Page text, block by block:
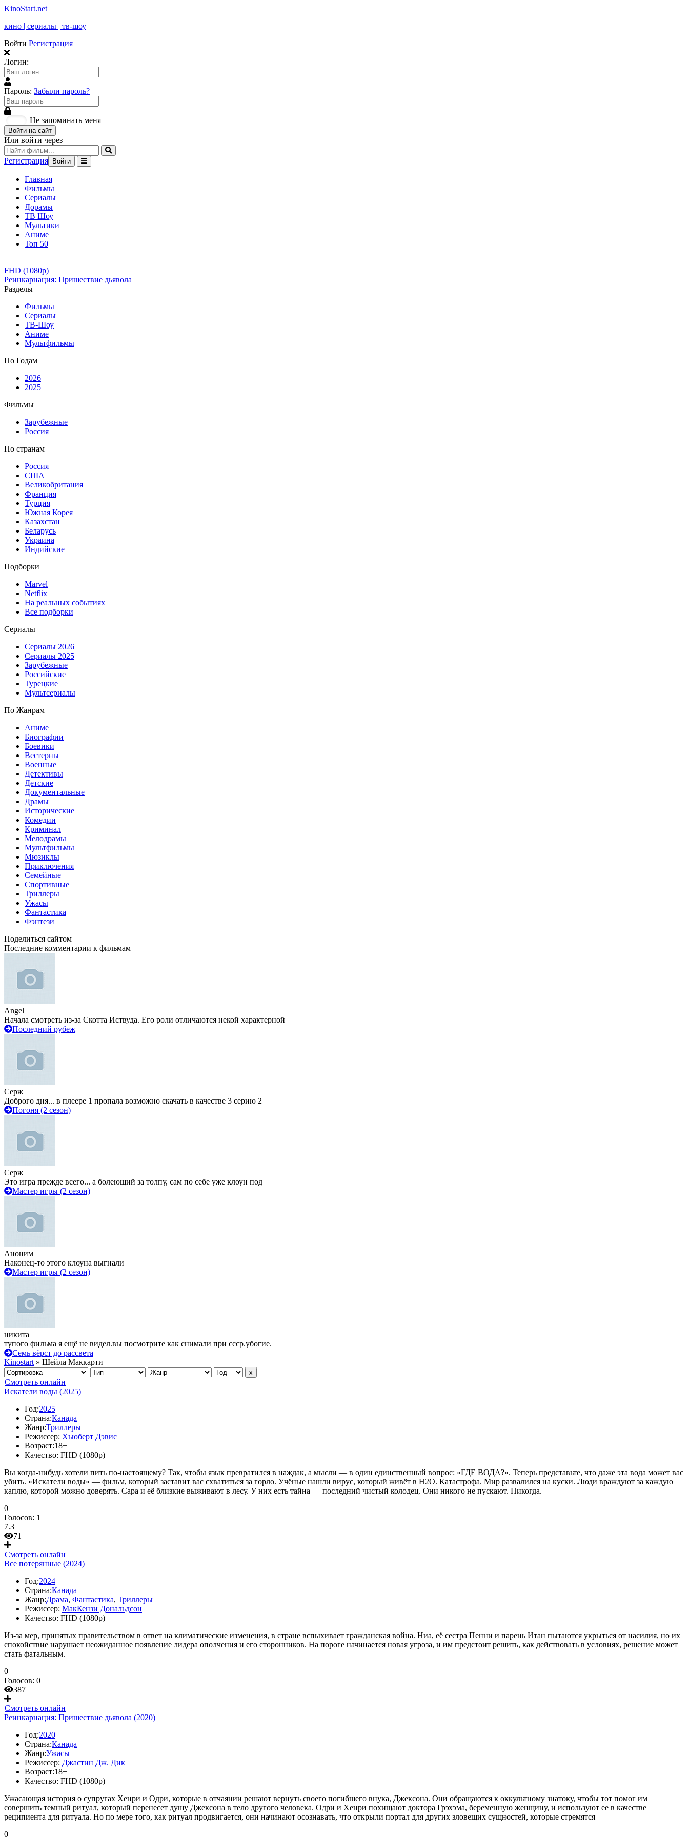
KinoStart.net
кино | сериалы | тв-шоу
Войти Регистрация
Логин:
Пароль: Забыли пароль?
Не запоминать меня
Войти на сайт
Или войти через
Регистрация Войти
Главная
Фильмы
Сериалы
Дорамы
ТВ Шоу
Мультики
Аниме
Топ 50
FHD (1080p)
Реинкарнация: Пришествие дьявола
Разделы
Фильмы
Сериалы
ТВ-Шоу
Аниме
Мультфильмы
По Годам
2026
2025
Фильмы
Зарубежные
Россия
По странам
Россия
США
Великобритания
Франция
Турция
Южная Корея
Казахстан
Беларусь
Украина
Индийские
Подборки
Marvel
Netflix
На реальных событиях
Все подборки
Сериалы
Сериалы 2026
Сериалы 2025
Зарубежные
Российские
Турецкие
Мультсериалы
По Жанрам
Аниме
Биографии
Боевики
Вестерны
Военные
Детективы
Детские
Документальные
Драмы
Исторические
Комедии
Криминал
Мелодрамы
Мультфильмы
Мюзиклы
Приключения
Семейные
Спортивные
Триллеры
Ужасы
Фантастика
Фэнтези
Поделиться сайтом
Последние комментарии к фильмам
Angel
Начала смотреть из-за Скотта Иствуда. Его роли отличаются некой характерной
Последний рубеж
Серж
Доброго дня... в плеере 1 пропала возможно скачать в качестве 3 серию 2
Погоня (2 сезон)
Серж
Это игра прежде всего... а болеющий за толпу, сам по себе уже клоун под
Мастер игры (2 сезон)
Аноним
Наконец-то этого клоуна выгнали
Мастер игры (2 сезон)
никита
тупого фильма я ещё не видел.вы посмотрите как снимали при ссср.убогие.
Семь вёрст до рассвета
Kinostart » Шейла Маккарти
Смотреть онлайн
Искатели воды (2025)
Год:2025
Страна:Канада
Жанр:Триллеры
Режиссер: Хьюберт Дэвис
Возраст:18+
Качество: FHD (1080p)
Вы когда-нибудь хотели пить по-настоящему? Так, чтобы язык превратился в наждак, а мысли — в один единственный вопрос: «ГДЕ ВОДА?». Теперь представьте, что даже эта вода может вас
убить. «Искатели воды» — фильм, который заставит вас схватиться за горло. Учёные нашли вирус, который живёт в H2O. Катастрофа. Мир развалился на куски. Люди враждуют за каждую
каплю, которой можно доверять. Сара и её близкие выживают в лесу. У них есть тайна — последний чистый колодец. Они никого не пускают. Никогда.
0
Голосов: 1
7.3
71
Смотреть онлайн
Все потерянные (2024)
Год:2024
Страна:Канада
Жанр:Драма, Фантастика, Триллеры
Режиссер: МакКензи Дональдсон
Качество: FHD (1080p)
Из-за мер, принятых правительством в ответ на климатические изменения, в стране вспыхивает гражданская война. Ниа, её сестра Пенни и парень Итан пытаются укрыться от насилия, но их
спокойствие нарушает неожиданное появление лидера ополчения и его сторонников. На пороге начинается новая угроза, и им предстоит решить, как действовать в условиях, решение может
стать фатальным.
0
Голосов: 0
387
Смотреть онлайн
Реинкарнация: Пришествие дьявола (2020)
Год:2020
Страна:Канада
Жанр:Ужасы
Режиссер: Джастин Дж. Дик
Возраст:18+
Качество: FHD (1080p)
Ужасающая история о супругах Хенри и Одри, которые в отчаянии решают вернуть своего погибшего внука, Джексона. Они обращаются к оккультному знатоку, чтобы тот помог им
совершить темный ритуал, который перенесет душу Джексона в тело другого человека. Одри и Хенри похищают доктора Грэхэма, беременную женщину, и используют ее в качестве
реципиента для ритуала. Но по мере того, как ритуал продвигается, они начинают осознавать, что открыли портал для других зловещих сущностей, которые стремятся
0